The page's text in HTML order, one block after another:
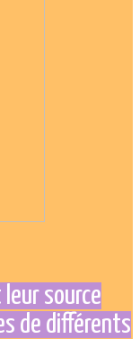
source
de différents